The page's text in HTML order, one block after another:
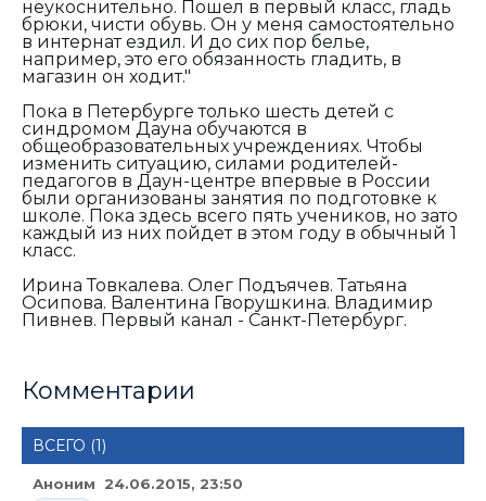
неукоснительно. Пошел в первый класс, гладь
брюки, чисти обувь. Он у меня самостоятельно
в интернат ездил. И до сих пор белье,
например, это его обязанность гладить, в
магазин он ходит."
Пока в Петербурге только шесть детей с
синдромом Дауна обучаются в
общеобразовательных учреждениях. Чтобы
изменить ситуацию, силами родителей-
педагогов в Даун-центре впервые в России
были организованы занятия по подготовке к
школе. Пока здесь всего пять учеников, но зато
каждый из них пойдет в этом году в обычный 1
класс.
Ирина Товкалева. Олег Подъячев. Татьяна
Осипова. Валентина Гворушкина. Владимир
Пивнев. Первый канал - Санкт-Петербург.
Комментарии
ВСЕГО (1)
Аноним 24.06.2015, 23:50